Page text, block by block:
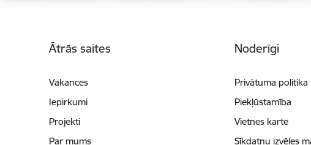
Ātrās saites
Vakances
Iepirkumi
Projekti
Par mums
Noderīgi
Privātuma politika
Piekļūstamība
Vietnes karte
Sīkdatņu izvēles